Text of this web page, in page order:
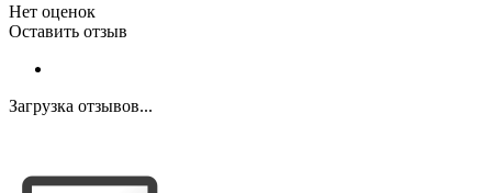
Нет оценок
Оставить отзыв
Загрузка отзывов...